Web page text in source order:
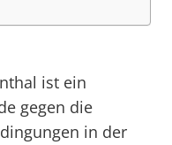
ist ein
gegen die
in der